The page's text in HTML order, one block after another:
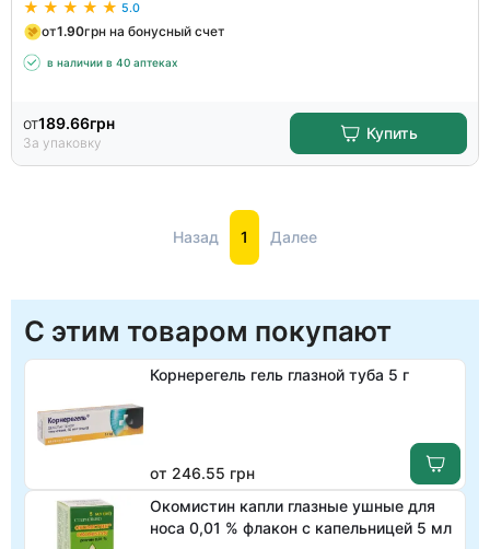
5.0
от1.90грн на бонусный счет
в наличии в 40 аптеках
от189.66грн
За упаковку
Купить
Назад 1 Далее
С этим товаром покупают
Корнерегель гель глазной туба 5 г
от 246.55 грн
Окомистин капли глазные ушные для
носа 0,01 % флакон с капельницей 5 мл